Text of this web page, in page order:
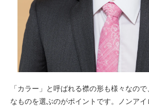
「カラー」と呼ばれる襟の形も様々なの
なものを選ぶのがポイントです。ノンア